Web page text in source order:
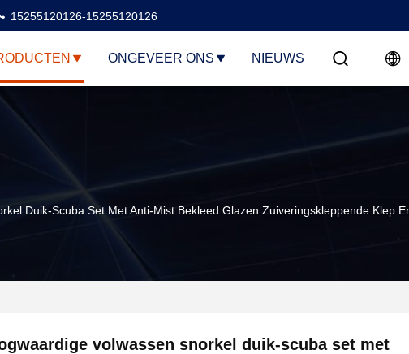
15255120126-15255120126
ONGEVEER ONS NIEUWS
Duik-Scuba Set Met Anti-Mist Bekleed Glazen Zuiveringskleppende Klep
volwassen snorkel duik-scuba set met